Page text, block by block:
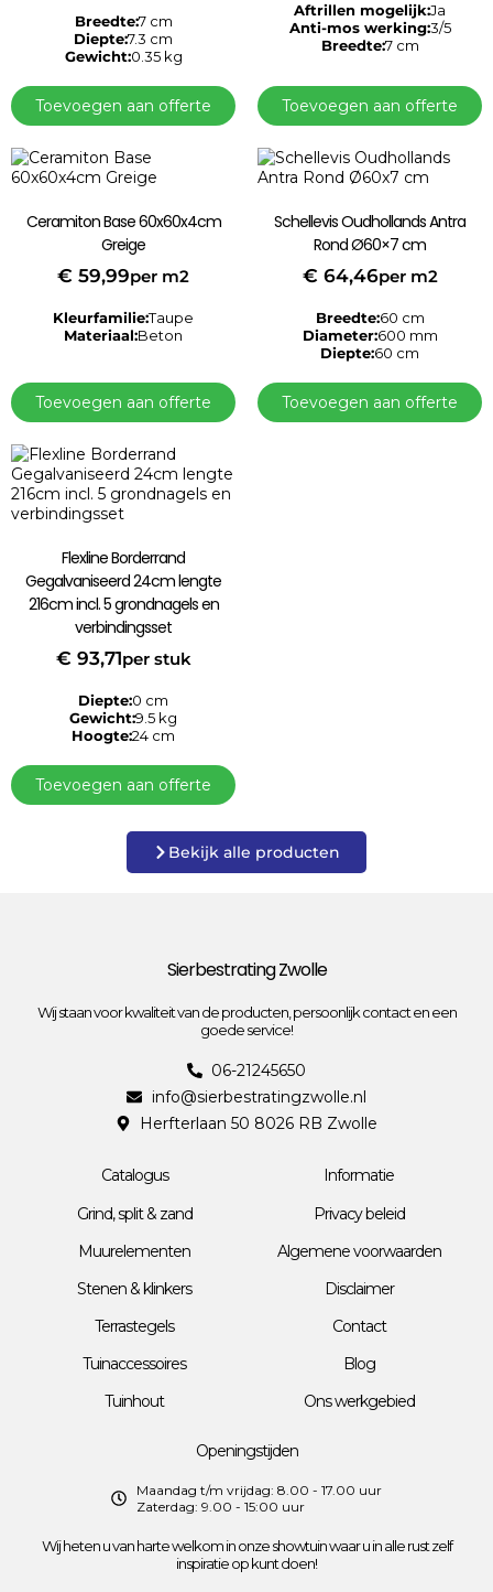
Breedte:7 cm
Diepte:7.3 cm
Gewicht:0.35 kg
Toevoegen aan offerte
Aftrillen mogelijk:Ja
Anti-mos werking:3/5
Breedte:7 cm
Toevoegen aan offerte
Ceramiton Base 60x60x4cm
Greige
€ 59,99per m2
Kleurfamilie:Taupe
Materiaal:Beton
Toevoegen aan offerte
Schellevis Oudhollands Antra
Rond Ø60×7 cm
€ 64,46per m2
Breedte:60 cm
Diameter:600 mm
Diepte:60 cm
Toevoegen aan offerte
Flexline Borderrand
Gegalvaniseerd 24cm lengte
216cm incl. 5 grondnagels en
verbindingsset
€ 93,71per stuk
Diepte:0 cm
Gewicht:9.5 kg
Hoogte:24 cm
Toevoegen aan offerte
Bekijk alle producten
Sierbestrating Zwolle
Wij staan voor kwaliteit van de producten, persoonlijk contact en een
goede service!
06-21245650
info@sierbestratingzwolle.nl
Herfterlaan 50 8026 RB Zwolle
Catalogus
Grind, split & zand
Muurelementen
Stenen & klinkers
Terrastegels
Tuinaccessoires
Tuinhout
Informatie
Privacy beleid
Algemene voorwaarden
Disclaimer
Contact
Blog
Ons werkgebied
Openingstijden
Maandag t/m vrijdag: 8.00 - 17.00 uur
Zaterdag: 9.00 - 15:00 uur
Wij heten u van harte welkom in onze showtuin waar u in alle rust zelf
inspiratie op kunt doen!